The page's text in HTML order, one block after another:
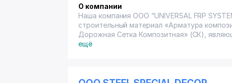
О компании
Наша компания OOO “UNIVERSAL FRP
строительный материал «Арматура
Дорожная Сетка Композитная» (СК),
На сегодняшний день на рынке
Мы используем модернизированные и
ещё